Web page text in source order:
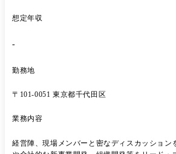
想定年収
-
勤務地
〒101-0051 東京都千代田区
業務内容
経営陣、現場メンバーと密なディスカッション